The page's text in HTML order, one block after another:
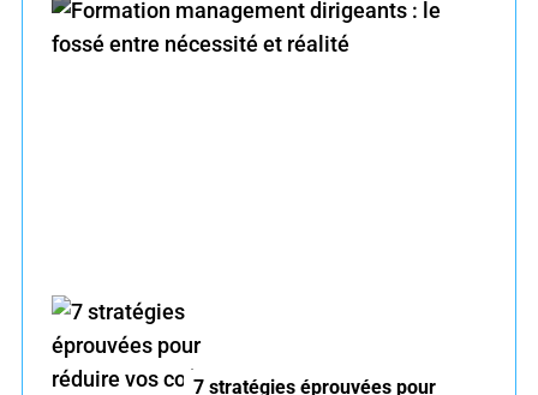
f
o
7 stratégies éprouvées pour